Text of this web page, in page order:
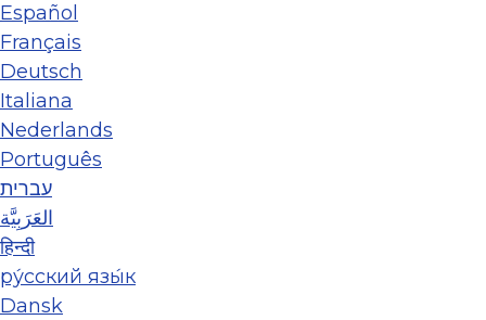
Español
Français
Deutsch
Italiana
Nederlands
Português
עברית
العَرَبِيَّة
हिन्दी
ру́сский язы́к
Dansk